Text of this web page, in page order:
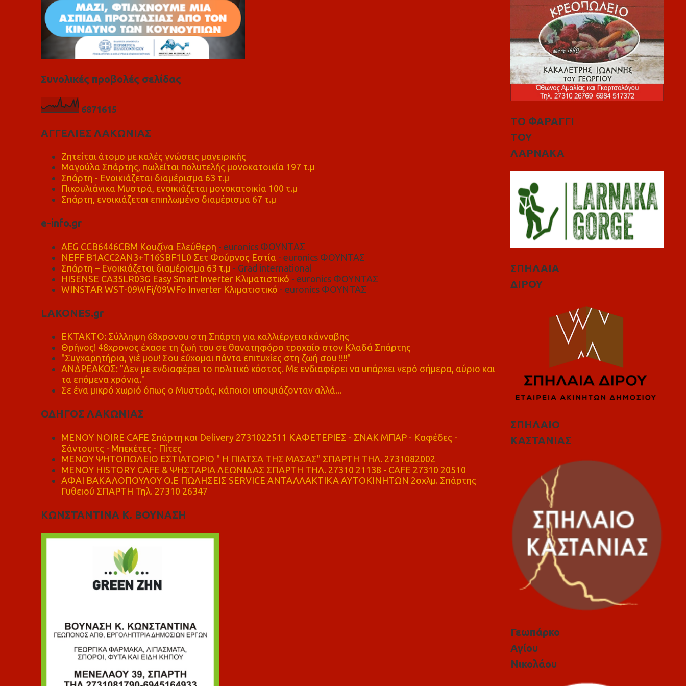
Συνολικές προβολές σελίδας
6871615
ΑΓΓΕΛΙΕΣ ΛΑΚΩΝΙΑΣ
Ζητείται άτομο με καλές γνώσεις μαγειρικής
Μαγούλα Σπάρτης, πωλείται πολυτελής μονοκατοικία 197 τ.μ
Σπάρτη - Ενοικιάζεται διαμέρισμα 63 τ.μ
Πικουλιάνικα Μυστρά, ενοικιάζεται μονοκατοικία 100 τ.μ
Σπάρτη, ενοικιάζεται επιπλωμένο διαμέρισμα 67 τ.μ
e-info.gr
AEG CCB6446CBM Κουζίνα Ελεύθερη - euronics ΦΟΥΝΤΑΣ
NEFF B1ACC2AN3+T16SBF1L0 Σετ Φούρνος Εστία - euronics ΦΟΥΝΤΑΣ
Σπάρτη – Ενοικιάζεται διαμέρισμα 63 τ.μ - Grad international
HISENSE CA35LR03G Easy Smart Inverter Κλιματιστικό - euronics ΦΟΥΝΤΑΣ
WINSTAR WST-09WFi/09WFo Inverter Κλιματιστικό - euronics ΦΟΥΝΤΑΣ
LAKONES.gr
ΕΚΤΑΚΤΟ: Σύλληψη 68χρονου στη Σπάρτη για καλλιέργεια κάνναβης
Θρήνος! 48χρονος έχασε τη ζωή του σε θανατηφόρο τροχαίο στον Κλαδά Σπάρτης
"Συγχαρητήρια, γιέ μου! Σου εύχομαι πάντα επιτυχίες στη ζωή σου !!!!"
ΑΝΔΡΕΑΚΟΣ: "Δεν με ενδιαφέρει το πολιτικό κόστος. Με ενδιαφέρει να υπάρχει νερό σήμερα, αύριο και
τα επόμενα χρόνια."
Σε ένα μικρό χωριό όπως ο Μυστράς, κάποιοι υποψιάζονταν αλλά...
ΟΔΗΓΟΣ ΛΑΚΩΝΙΑΣ
MENOY NOIRE CAFE Σπάρτη και Delivery 2731022511 ΚΑΦΕΤΕΡΙΕΣ - ΣΝΑΚ ΜΠΑΡ - Καφέδες -
Σάντουιτς - Μπεκέτες - Πίτες
ΜΕΝΟΥ ΨΗΤΟΠΩΛΕΙΟ ΕΣΤΙΑΤΟΡΙΟ " Η ΠΙΑΤΣΑ ΤΗΣ ΜΑΣΑΣ" ΣΠΑΡΤΗ ΤΗΛ. 2731082002
ΜΕΝΟΥ HISTORY CAFE & ΨΗΣΤΑΡΙΑ ΛΕΩΝΙΔΑΣ ΣΠΑΡΤΗ ΤΗΛ. 27310 21138 - CAFE 27310 20510
ΑΦΑΙ ΒΑΚΑΛΟΠΟΥΛΟΥ Ο.Ε ΠΩΛΗΣΕΙΣ SERVICE ΑΝΤΑΛΛΑΚΤΙΚΑ ΑΥΤΟΚΙΝΗΤΩΝ 2οχλμ. Σπάρτης
Γυθειού ΣΠΑΡΤΗ Τηλ. 27310 26347
ΚΩΝΣΤΑΝΤΙΝΑ Κ. ΒΟΥΝΑΣΗ
ΤΟ ΦΑΡΑΓΓΙ
ΤΟΥ
ΛΑΡΝΑΚΑ
ΣΠΗΛΑΙΑ
ΔΙΡΟΥ
ΣΠΗΛΑΙΟ
ΚΑΣΤΑΝΙΑΣ
Γεωπάρκο
Αγίου
Νικολάου